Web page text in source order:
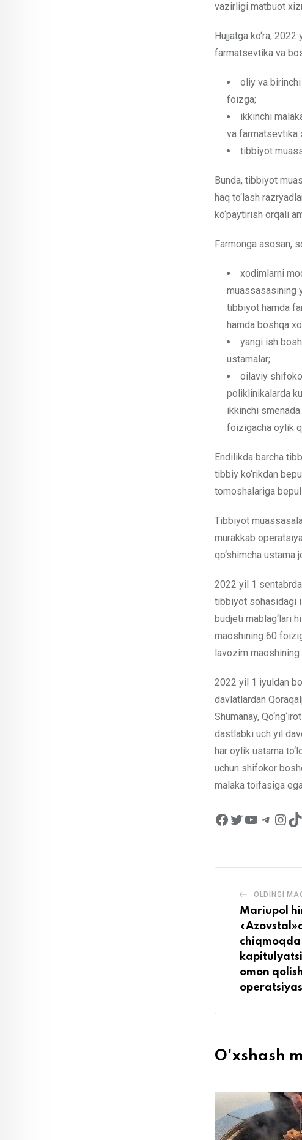
vazirligi matbuot
Hujjatga ko‘ra,
farmatsevtika va
oliy va
foizga;
ikkinchi
va farmatsevtika
tibbiyot
Bunda, tibbiyot
haq to‘lash
ko‘paytirish orqali
Farmonga asosan,
xodimlarni
muassasasining
tibbiyot hamda
hamda boshqa
yangi ish
ustamalar;
oilaviy
poliklinikalarda
ikkinchi
foizigacha oylik
Endilikda barcha
tibbiy ko‘rikdan
tomoshalariga
Tibbiyot
murakkab
qo‘shimcha ustama
2022 yil 1
tibbiyot sohasidagi
budjeti mablag‘lari
maoshining 60
lavozim maoshining
2022 yil 1 iyuldan
davlatlardan
Shumanay,
dastlabki uch yil
har oylik ustama
uchun shifokor
malaka toifasiga
OLDINGI
Mariupol
omon
O'xshash